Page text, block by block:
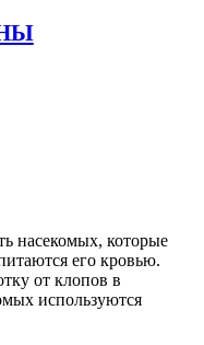
насекомых, которые
его кровью.
от клопов в
используются